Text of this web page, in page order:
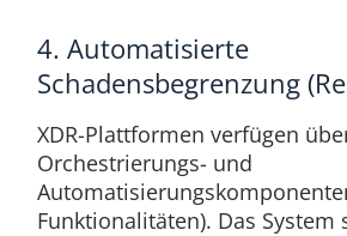
4. Automatisierte
Schadensbegrenzung
XDR-Plattformen verfügen
Orchestrierungs- und
Funktionalitäten). Das System